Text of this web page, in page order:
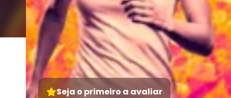
Seja o primeiro a avaliar